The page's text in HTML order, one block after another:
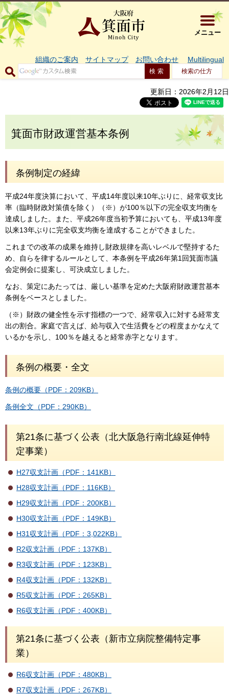
大阪府箕
メニュー
組織のご案内 サイトマップ お問い合わせ Multilingual
検索の仕方
更新日：2026年2月12日
箕面市財政運営基本条例
条例制定の経緯
平成24年度決算において、平成14年度以来10年ぶりに、経常収支比
率（臨時財政対策債を除く）（※）が100％以下の完全収支均衡を
達成しました。また、平成26年度当初予算においても、平成13年度
以来13年ぶりに完全収支均衡を達成することができました。
これまでの改革の成果を維持し財政規律を高いレベルで堅持するた
め、自らを律するルールとして、本条例を平成26年第1回箕面市議
会定例会に提案し、可決成立しました。
なお、策定にあたっては、厳しい基準を定めた大阪府財政運営基本
条例をベースとしました。
（※）財政の健全性を示す指標の一つで、経常収入に対する経常支
出の割合。家庭で言えば、給与収入で生活費をどの程度まかなえて
いるかを示し、100％を越えると経常赤字となります。
条例の概要・全文
条例の概要（PDF：209KB）
条例全文（PDF：290KB）
第21条に基づく公表（北大阪急行南北線延伸特
定事業）
H27収支計画（PDF：141KB）
H28収支計画（PDF：116KB）
H29収支計画（PDF：200KB）
H30収支計画（PDF：149KB）
H31収支計画（PDF：3,022KB）
R2収支計画（PDF：137KB）
R3収支計画（PDF：123KB）
R4収支計画（PDF：132KB）
R5収支計画（PDF：265KB）
R6収支計画（PDF：400KB）
第21条に基づく公表（新市立病院整備特定事
業）
R6収支計画（PDF：480KB）
R7収支計画（PDF：267KB）